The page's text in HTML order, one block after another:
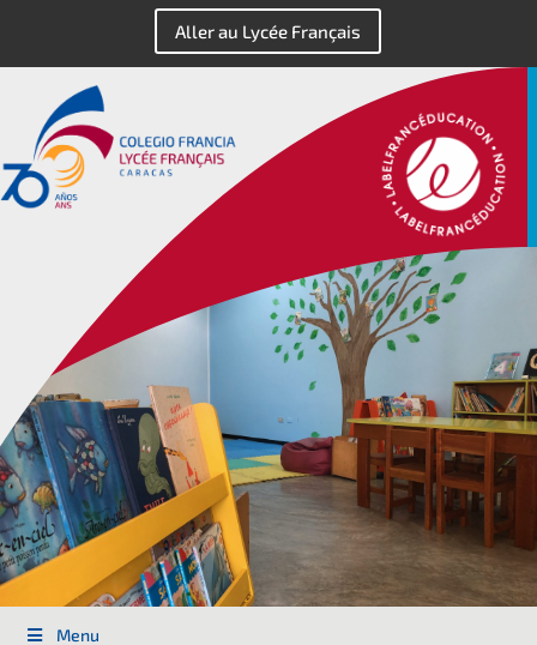
Aller au Lycée Français
Menu